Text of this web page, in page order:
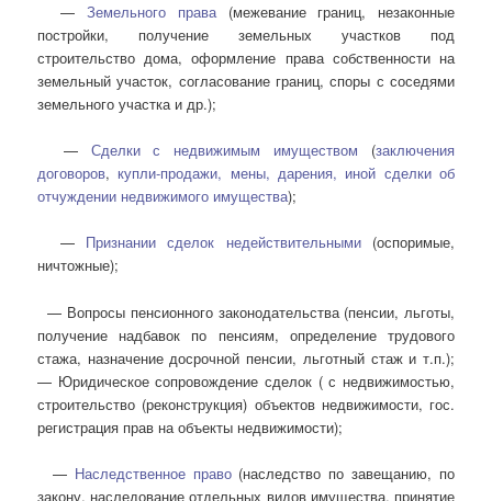
—Земельного права(межевание границ, незаконные
постройки, получение земельных участков под
строительство дома, оформление права собственности на
земельный участок, согласование границ, споры с соседями
земельного участка и др.);
—Сделки с недвижимым имуществом (заключения
договоров, купли-продажи, мены, дарения, иной сделки об
отчуждении недвижимого имущества);
— Признании сделок недействительными(оспоримые,
ничтожные);
— Вопросы пенсионного законодательства (пенсии, льготы,
получение надбавок по пенсиям, определение трудового
стажа, назначение досрочной пенсии, льготный стаж и т.п.);
— Юридическое сопровождение сделок ( с недвижимостью,
строительство (реконструкция) объектов недвижимости, гос.
регистрация прав на объекты недвижимости);
— Наследственное право(наследство по завещанию, по
закону, наследование отдельных видов имущества, принятие